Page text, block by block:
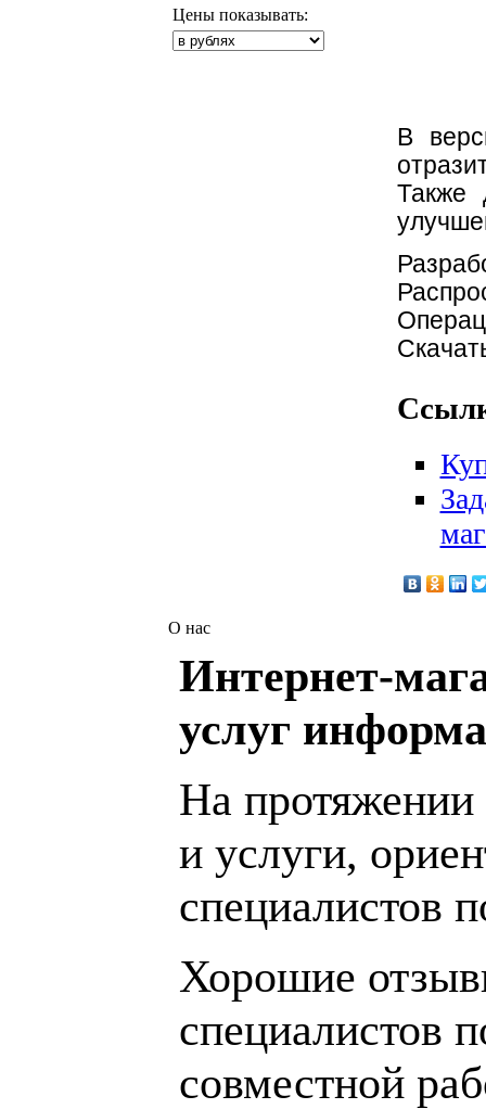
Цены показывать:
В
Также
О нас
Интернет-
услуг
На протяжении
и услуги,
специалистов
Хорошие
специалистов
совместной